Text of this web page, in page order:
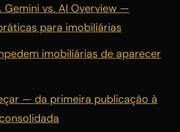
Gemini vs. AI Overview —
para imobiliárias
imobiliárias de aparecer
— da primeira publicação à